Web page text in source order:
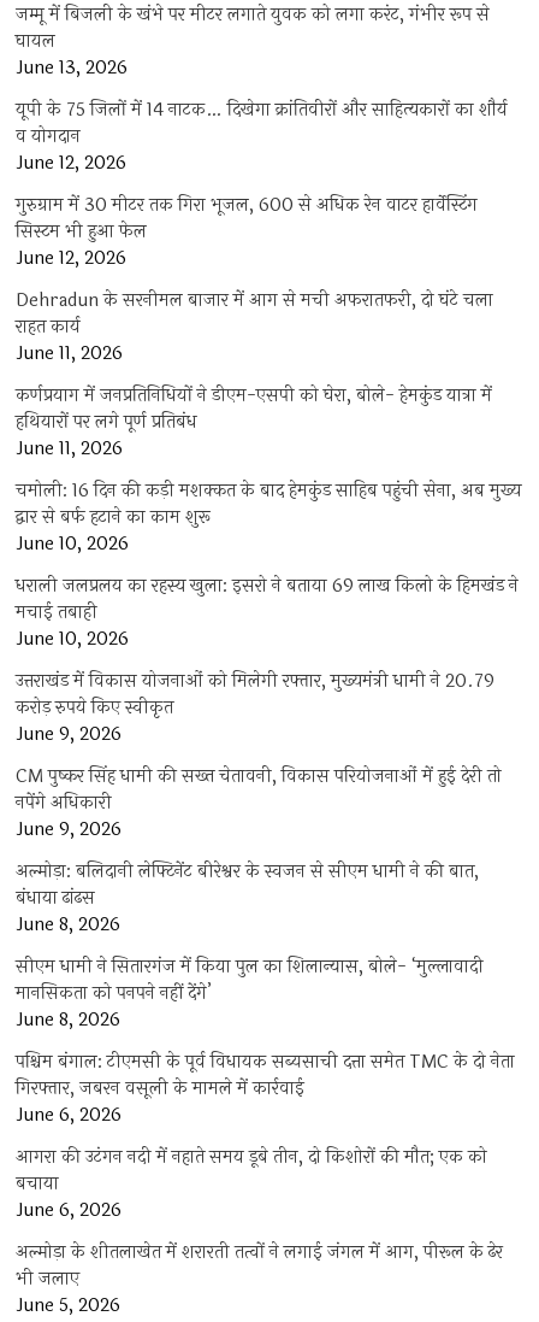
जम्मू में बिजली के खंभे पर मीटर लगाते युवक को लगा करंट, गंभीर रूप से
घायल
June 13, 2026
यूपी के 75 जिलों में 14 नाटक… दिखेगा क्रांतिवीरों और साहित्यकारों का शौर्य
व योगदान
June 12, 2026
गुरुग्राम में 30 मीटर तक गिरा भूजल, 600 से अधिक रेन वाटर हार्वेस्टिंग
सिस्टम भी हुआ फेल
June 12, 2026
Dehradun के सरनीमल बाजार में आग से मची अफरातफरी, दो घंटे चला
राहत कार्य
June 11, 2026
कर्णप्रयाग में जनप्रतिनिधियों ने डीएम-एसपी को घेरा, बोले- हेमकुंड यात्रा में
हथियारों पर लगे पूर्ण प्रतिबंध
June 11, 2026
चमोली: 16 दिन की कड़ी मशक्कत के बाद हेमकुंड साहिब पहुंची सेना, अब मुख्य
द्वार से बर्फ हटाने का काम शुरू
June 10, 2026
धराली जलप्रलय का रहस्य खुला: इसरो ने बताया 69 लाख किलो के हिमखंड ने
मचाई तबाही
June 10, 2026
उत्तराखंड में विकास योजनाओं को मिलेगी रफ्तार, मुख्यमंत्री धामी ने 20.79
करोड़ रुपये किए स्वीकृत
June 9, 2026
CM पुष्कर सिंह धामी की सख्त चेतावनी, विकास परियोजनाओं में हुई देरी तो
नपेंगे अधिकारी
June 9, 2026
अल्मोड़ा: बलिदानी लेफ्टिनेंट बीरेश्वर के स्वजन से सीएम धामी ने की बात,
बंधाया ढांढस
June 8, 2026
सीएम धामी ने सितारगंज में किया पुल का शिलान्यास, बोले- ‘मुल्लावादी
मानसिकता को पनपने नहीं देंगे’
June 8, 2026
पश्चिम बंगाल: टीएमसी के पूर्व विधायक सब्यसाची दत्ता समेत TMC के दो नेता
गिरफ्तार, जबरन वसूली के मामले में कार्रवाई
June 6, 2026
आगरा की उटंगन नदी में नहाते समय डूबे तीन, दो किशोरों की मौत; एक को
बचाया
June 6, 2026
अल्मोड़ा के शीतलाखेत में शरारती तत्वों ने लगाई जंगल में आग, पीरूल के ढेर
भी जलाए
June 5, 2026